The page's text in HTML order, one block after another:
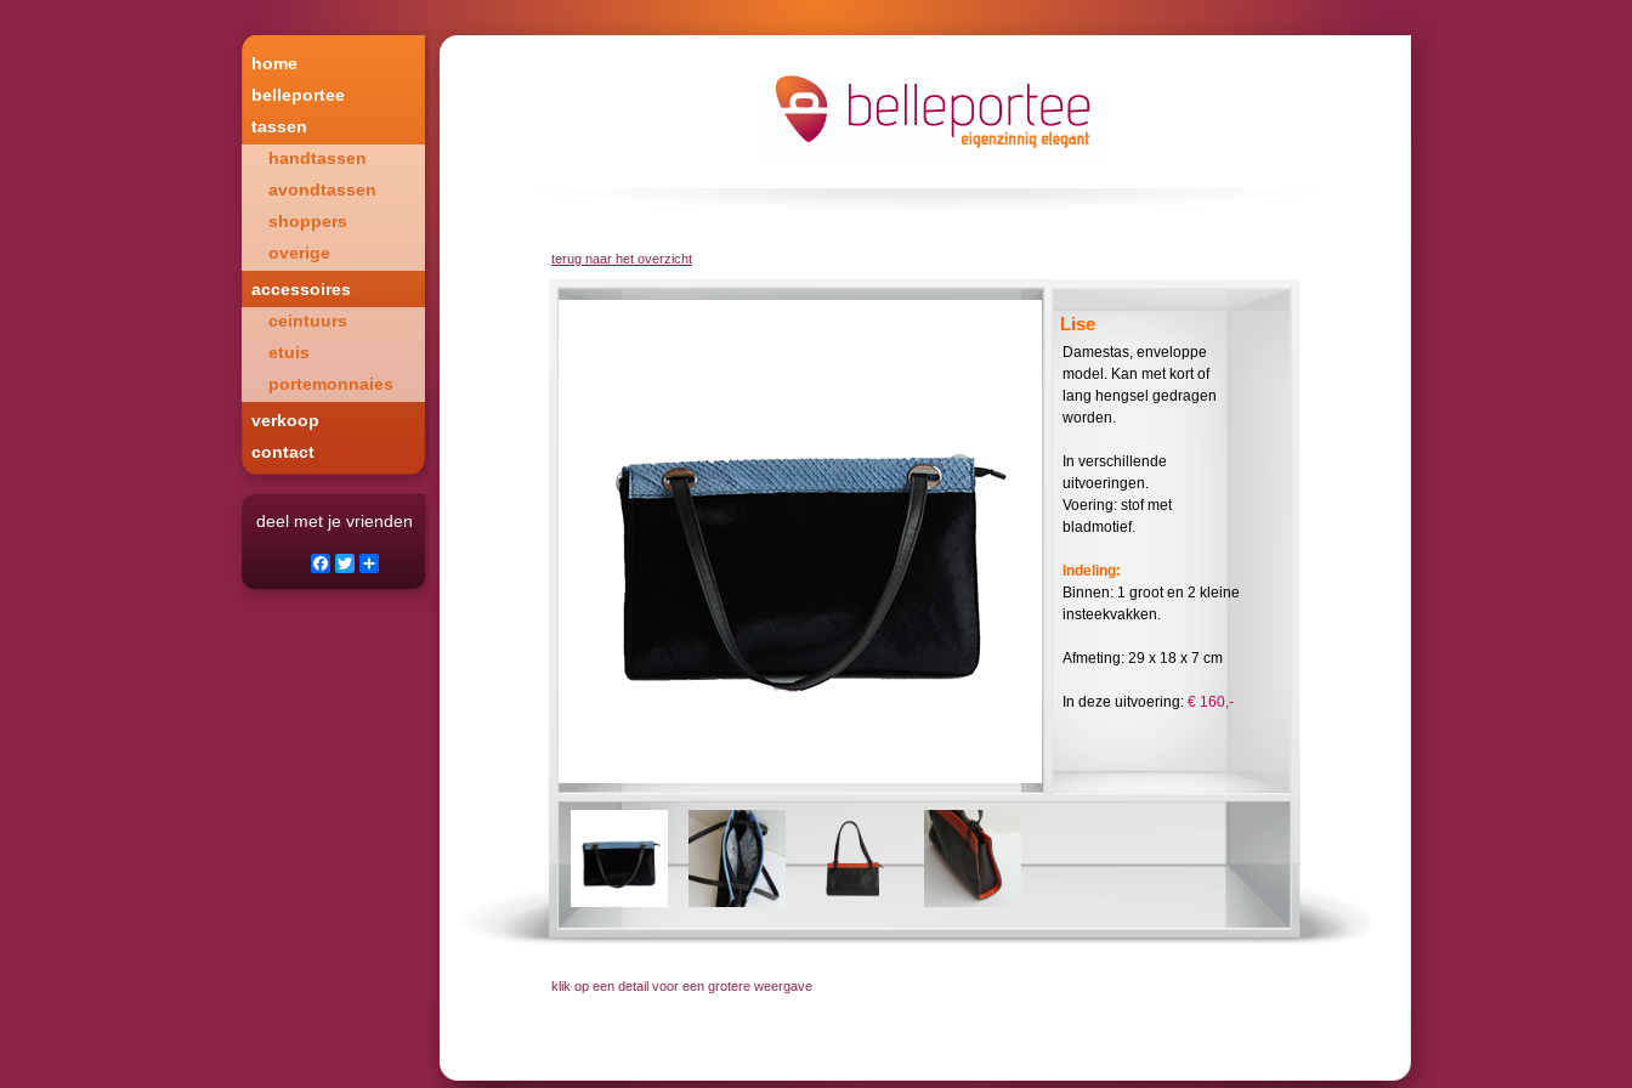
home
belleportee
tassen
handtassen
avondtassen
shoppers
overige
accessoires
ceintuurs
etuis
portemonnaies
verkoop
contact
deel met je vrienden
Facebook
Twitter
terug naar het overzicht
Lise
Damestas, enveloppe
model. Kan met kort of
lang hengsel gedragen
worden.
In verschillende
uitvoeringen.
Voering: stof met
bladmotief.
Indeling:
Binnen: 1 groot en 2 kleine
insteekvakken.
Afmeting: 29 x 18 x 7 cm
In deze uitvoering: € 160,-
klik op een detail voor een grotere weergave